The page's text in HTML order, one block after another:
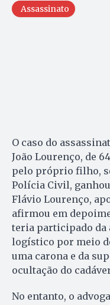
Assassinato
O caso do
João Lourenço, de
pelo próprio filho,
Polícia Civil,
Flávio Lourenço,
afirmou em
teria participado da
logístico por meio
uma carona e da
ocultação do
No entanto, o